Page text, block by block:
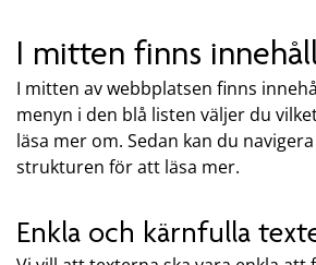
I mitten finns
I mitten av webbplatsen finns
menyn i den blå listen väljer du
läsa mer om. Sedan kan du
strukturen för att läsa mer.
Enkla och kärnfulla